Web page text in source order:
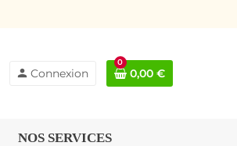
person Connexion
0
0,00 €
NOS SERVICES